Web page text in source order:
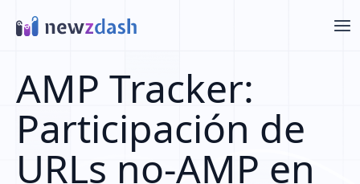
AMP Tracker:
Participación de
URLs no-AMP en